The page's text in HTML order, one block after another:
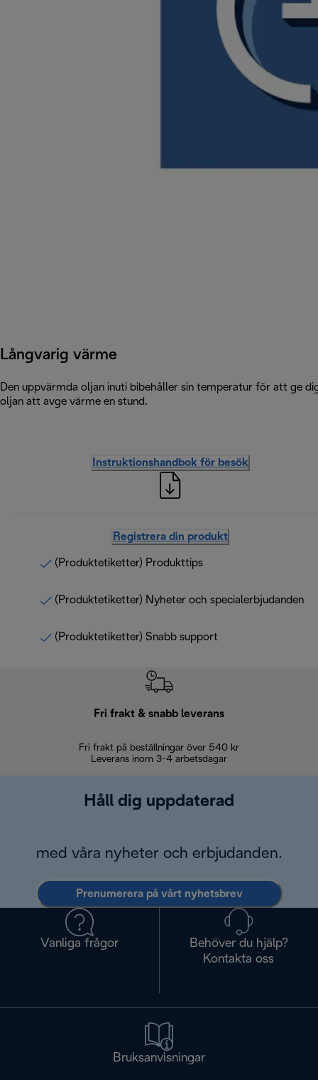
Långvarig värme
Den uppvärmda oljan inuti bibehåller sin temperatur för att ge
oljan att avge värme en stund.
Instruktionshandbok för besök
Registrera din produkt
(Produktetiketter) Produkttips
(Produktetiketter) Nyheter och specialerbjudanden
(Produktetiketter) Snabb support
Fri frakt & snabb leverans
Fri frakt på beställningar över 540 kr
Leverans inom 3-4 arbetsdagar
Håll dig uppdaterad
med våra nyheter och erbjudanden.
Prenumerera på vårt nyhetsbrev
Vanliga frågor
Behöver du hjälp?
Kontakta oss
Bruksanvisningar